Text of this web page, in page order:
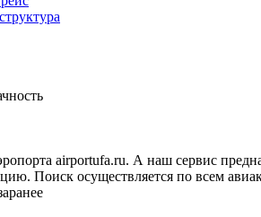
airportufa.ru. А наш сервис
Поиск осуществляется по всем